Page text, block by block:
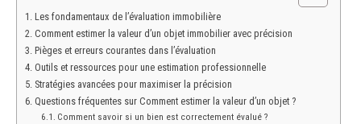
Les fondamentaux de l’évaluation immobilière
Comment estimer la valeur d’un objet immobilier avec précision
Pièges et erreurs courantes dans l’évaluation
Outils et ressources pour une estimation professionnelle
Stratégies avancées pour maximiser la précision
Questions fréquentes sur Comment estimer la valeur d’un objet ?
Comment savoir si un bien est correctement évalué ?